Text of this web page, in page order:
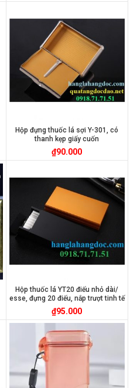
Hộp đựng thuốc lá sợi Y-301, có
thanh kẹp giấy cuốn
₫90.000
Hộp thuốc lá YT20 điếu nhỏ dài/
esse, đựng 20 điếu, nắp trượt tinh tế
₫95.000